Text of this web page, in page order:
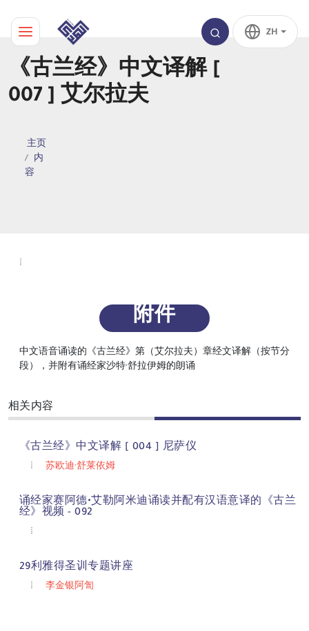
ZH
《古兰经》中文译解 [
007 ] 艾尔拉夫
主页
内
容
附件
中文语音诵读的《古兰经》第（艾尔拉夫）章经文译解（按节分
段），并附有诵经家沙特·舒拉伊姆的朗诵
相关内容
《古兰经》中文译解 [ 004 ] 尼萨仪
苏欧迪·舒莱依姆
诵经家赛阿德•艾勒阿米迪诵读并配有汉语意译的《古兰
经》视频 - 092
29利雅得圣训专题讲座
李金银阿訇